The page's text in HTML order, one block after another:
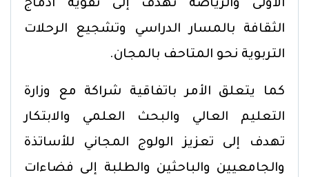
الأولى والرياضة تهدف إلى تقوية ادماج
الثقافة بالمسار الدراسي وتشجيع الرحلات
التربوية نحو المتاحف بالمجان.
كما يتعلق الأمر باتفاقية شراكة مع وزارة
التعليم العالي والبحث العلمي والابتكار
تهدف إلى تعزيز الولوج المجاني للأساتذة
والجامعيين والباحثين والطلبة إلى فضاءات